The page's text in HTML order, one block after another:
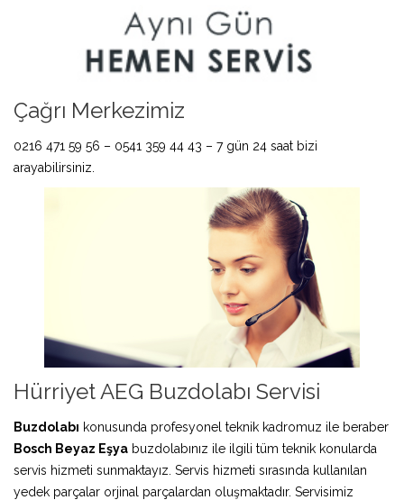
Çağrı Merkezimiz
0216 471 59 56 – 0541 359 44 43 – 7 gün 24 saat bizi
arayabilirsiniz.
Hürriyet AEG Buzdolabı Servisi
Buzdolabı konusunda profesyonel teknik kadromuz ile beraber
Bosch Beyaz Eşya buzdolabınız ile ilgili tüm teknik konularda
servis hizmeti sunmaktayız. Servis hizmeti sırasında kullanılan
yedek parçalar orjinal parçalardan oluşmaktadır. Servisimiz